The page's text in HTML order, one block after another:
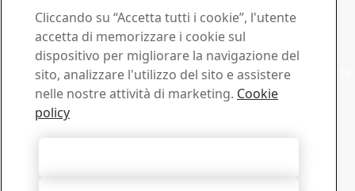
richiesta
Commerciale
Mettiti in contatto con il supporto commerciale per offerte
o informazioni
Contatto vendite
Supporto Tecnico
Cliccando su “Accetta tutti i cookie”, l'utente
accetta di memorizzare i cookie sul
dispositivo per migliorare la navigazione del
sito, analizzare l'utilizzo del sito e assistere
nelle nostre attività di marketing. Cookie
policy